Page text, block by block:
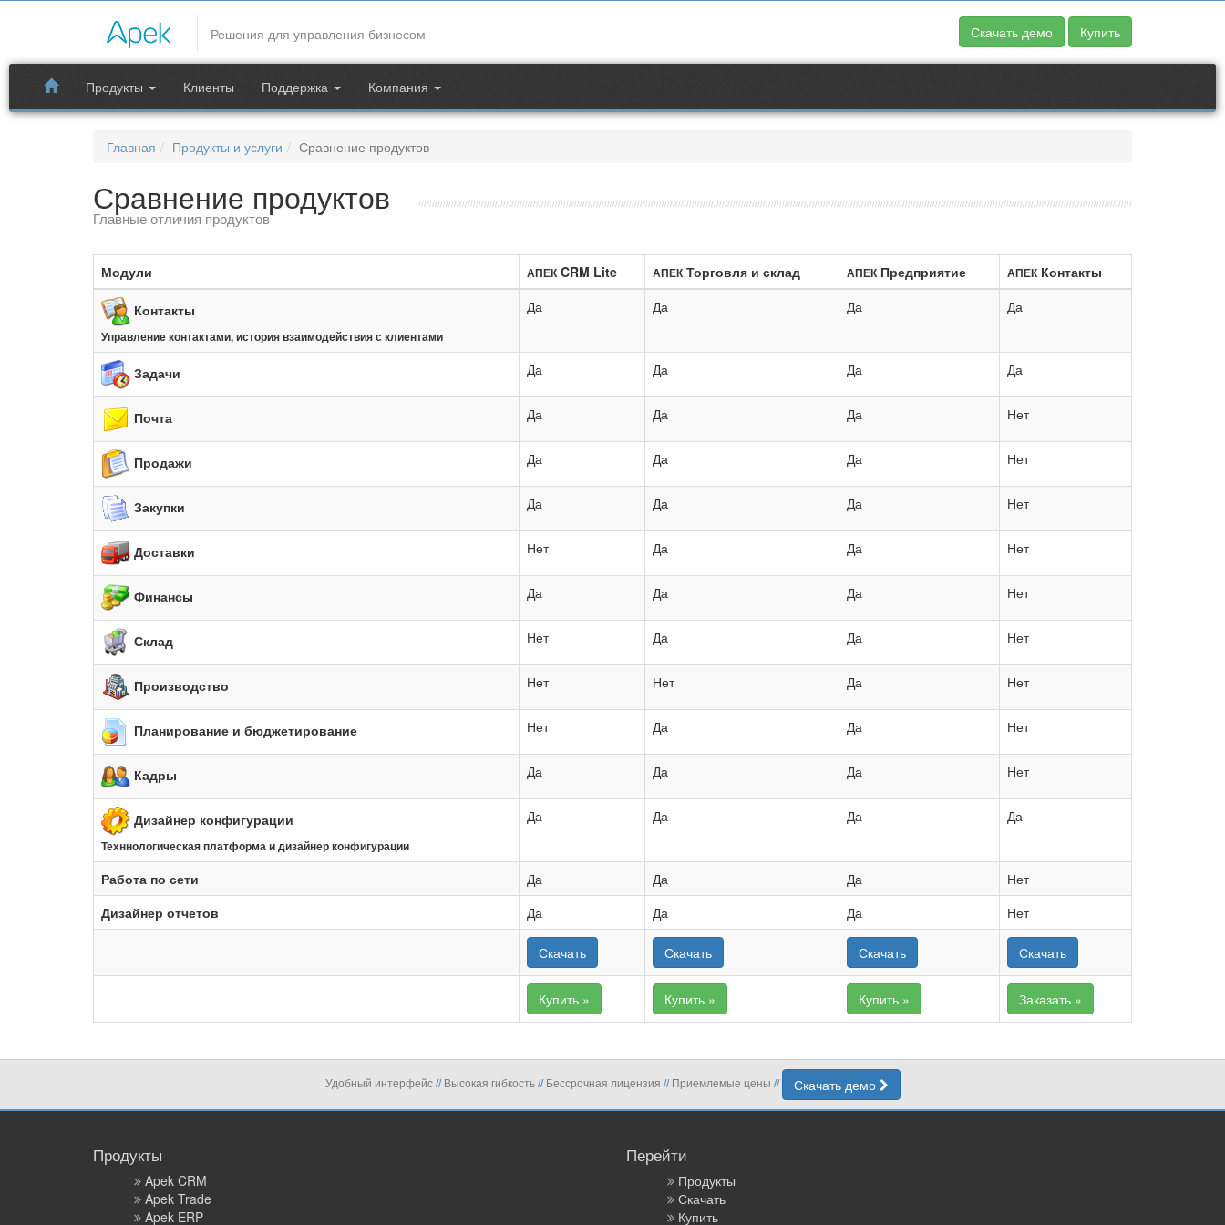
CRM системы
Сравнение CRM систем, программ складского учета.
Функциональные возможности систем автоматизации.
Продукты
support@apec.com.ua
Решения для управления бизнесом Скачать демо Купить
Продукты Клиенты Поддержка Компания
Главная Продукты и услуги Сравнение продуктов
Сравнение продуктов
Главные отличия продуктов
Модули АПЕК CRM Lite АПЕК Торговля и склад АПЕК Предприятие АПЕК Контакты
Контакты
Управление контактами, история взаимодействия с клиентами
Да Да Да Да
Задачи Да Да Да Да
Почта Да Да Да Нет
Продажи Да Да Да Нет
Закупки Да Да Да Нет
Доставки Нет Да Да Нет
Финансы Да Да Да Нет
Склад Нет Да Да Нет
Производство Нет Нет Да Нет
Планирование и бюджетирование Нет Да Да Нет
Кадры Да Да Да Нет
Дизайнер конфигурации
Техннологическая платформа и дизайнер конфигурации
Да Да Да Да
Работа по сети Да Да Да
Нет
Дизайнер отчетов
Да Да Да Нет
Скачать Скачать Скачать Скачать
Купить » Купить » Купить » Заказать »
Удобный интерфейс//Высокая гибкость//Бессрочная лицензия //Приемлемые цены // Скачать демо
Продукты
Apek CRM
Apek Trade
Apek ERP
Перейти
Продукты
Скачать
Купить